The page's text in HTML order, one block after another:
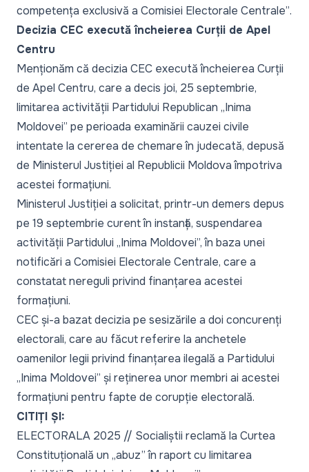
competența exclusivă a Comisiei Electorale Centrale”.
Decizia CEC execută încheierea Curții de Apel
Centru
Menționăm că decizia CEC execută încheierea Curții
de Apel Centru, care a decis joi, 25 septembrie,
limitarea activității Partidului Republican „Inima
Moldovei” pe perioada examinării cauzei civile
intentate la cererea de chemare în judecată, depusă
de Ministerul Justiției al Republicii Moldova împotriva
acestei formațiuni.
Ministerul Justiției a solicitat, printr-un demers depus
pe 19 septembrie curent în instanță, suspendarea
activității Partidului „Inima Moldovei”, în baza unei
notificări a Comisiei Electorale Centrale, care a
constatat nereguli privind finanțarea acestei
formațiuni.
CEC și-a bazat decizia pe sesizările a doi concurenți
electorali, care au făcut referire la anchetele
oamenilor legii privind finanțarea ilegală a Partidului
„Inima Moldovei” și reținerea unor membri ai acestei
formațiuni pentru fapte de corupție electorală.
CITIȚI ȘI:
ELECTORALA 2025 // Socialiștii reclamă la Curtea
Constituțională un „abuz” în raport cu limitarea